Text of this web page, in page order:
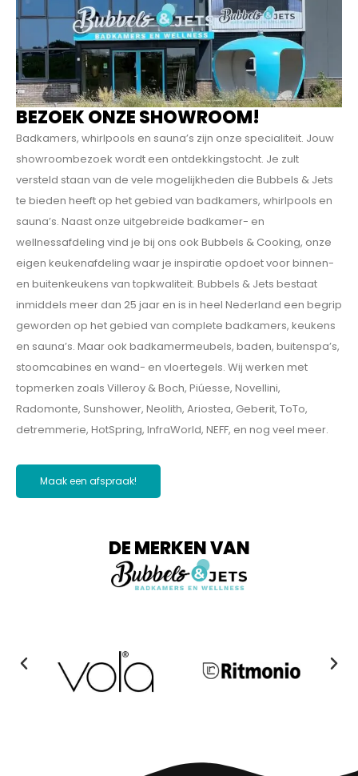
BEZOEK ONZE SHOWROOM!
Badkamers, whirlpools en sauna’s zijn onze specialiteit. Jouw
showroombezoek wordt een ontdekkings­tocht. Je zult
versteld staan van de vele mogelijkheden die Bubbels & Jets
te bieden heeft op het gebied van badkamers, whirlpools en
sauna’s. Naast onze uitgebreide badkamer- en
wellnessafdeling vind je bij ons ook Bubbels & Cooking, onze
eigen keukenafdeling waar je inspiratie opdoet voor binnen-
en buitenkeukens van topkwaliteit. Bubbels & Jets bestaat
inmiddels meer dan 25 jaar en is in heel Nederland een begrip
geworden op het gebied van complete badkamers, keukens
en sauna’s. Maar ook badkamermeubels, baden, buitenspa’s,
stoomcabines en wand- en vloertegels. Wij werken met
topmerken zoals Villeroy & Boch, Piúesse, Novellini,
Radomonte, Sunshower, Neolith, Ariostea, Geberit, ToTo,
detremmerie, HotSpring, InfraWorld, NEFF, en nog veel meer.
Maak een afspraak!
DE MERKEN VAN